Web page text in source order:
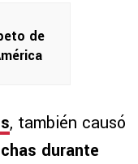
de
, también causó
durante